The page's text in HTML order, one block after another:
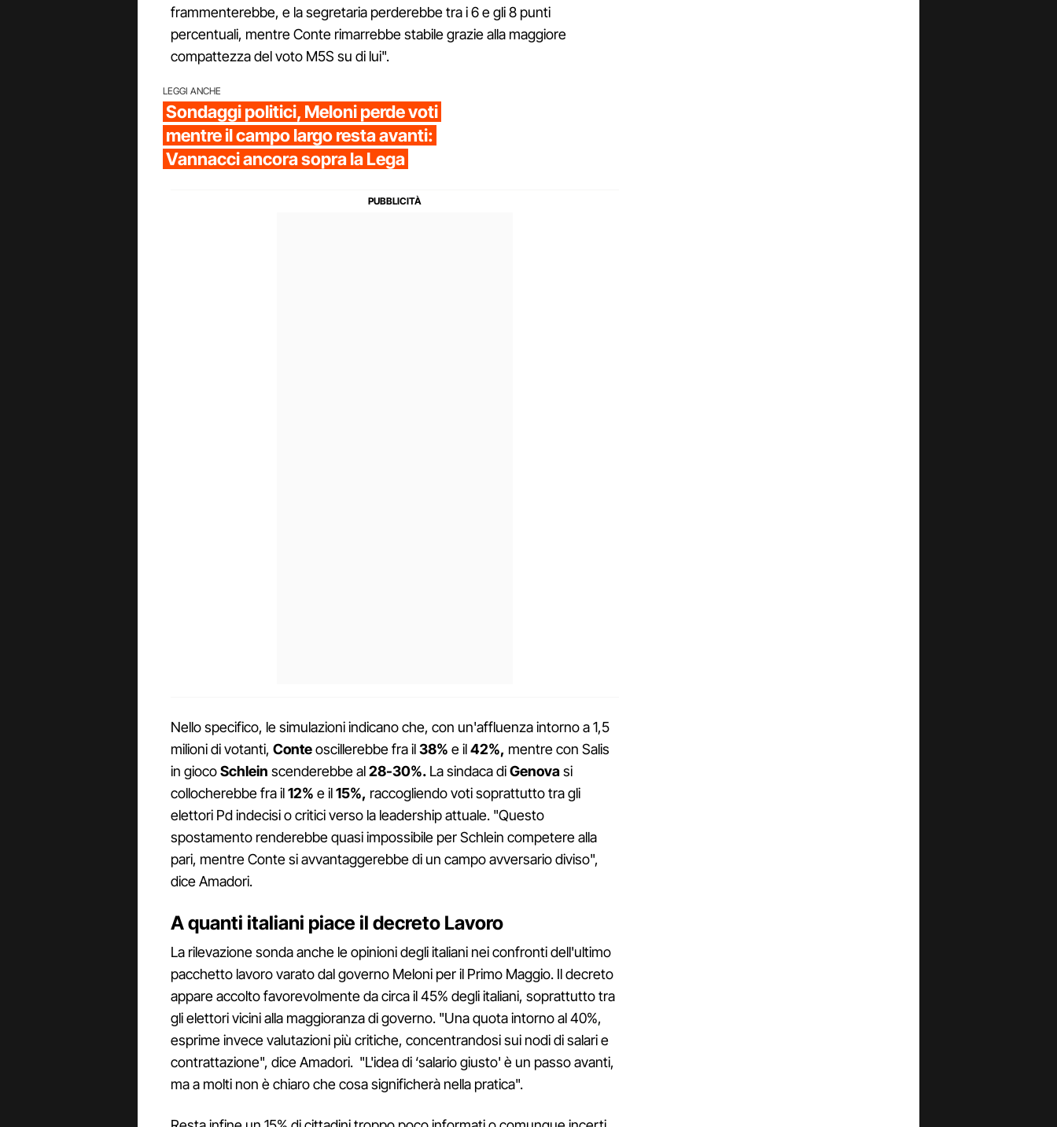
frammenterebbe, e la segretaria perderebbe tra i 6 e gli 8 punti
percentuali, mentre Conte rimarrebbe stabile grazie alla maggiore
compattezza del voto M5S su di lui".
LEGGI ANCHE
Sondaggi politici, Meloni perde voti
mentre il campo largo resta avanti:
Vannacci ancora sopra la Lega
Nello specifico, le simulazioni indicano che, con un'affluenza intorno a 1,5
milioni di votanti, Conteoscillerebbe fra il38% e il42%, mentre con Salis
in giocoSchlein scenderebbe al28-30%. La sindaca diGenovasi
collocherebbe fra il12% e il15%, raccogliendo voti soprattutto tra gli
elettori Pd indecisi o critici verso la leadership attuale. "Questo
spostamento renderebbe quasi impossibile per Schlein competere alla
pari, mentre Conte si avvantaggerebbe di un campo avversario diviso",
dice Amadori.
A quanti italiani piace il decreto Lavoro
La rilevazione sonda anche le opinioni degli italiani nei confronti dell'ultimo
pacchetto lavoro varato dal governo Meloni per il Primo Maggio. Il decreto
appare accolto favorevolmente da circa il 45% degli italiani, soprattutto tra
gli elettori vicini alla maggioranza di governo. "Una quota intorno al 40%,
esprime invece valutazioni più critiche, concentrandosi sui nodi di salari e
contrattazione", dice Amadori. "L'idea di ‘salario giusto' è un passo avanti,
ma a molti non è chiaro che cosa significherà nella pratica".